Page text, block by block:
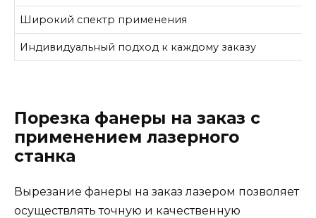
Широкий спектр применения
Индивидуальный подход к каждому заказу
Порезка фанеры на заказ с
применением лазерного
станка
Вырезание фанеры на заказ лазером позволяет
осуществлять точную и качественную